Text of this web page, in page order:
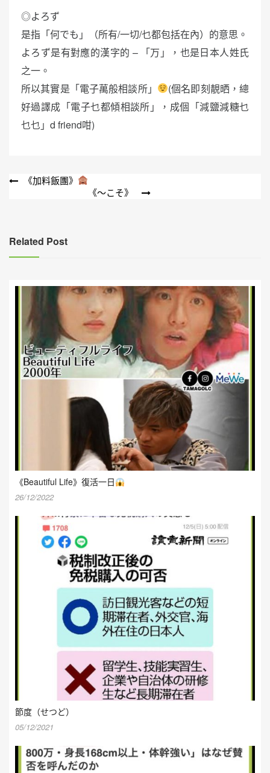
◎よろず
是指「何でも」（所有/一切/乜都包括在內）的意思。
よろず是有對應的漢字的 – 「万」，也是日本人姓氏
之一。
所以其實是「電子萬般相談所」
(個名即刻靚晒，總
好過譯成「電子乜都傾相談所」，成個「減鹽減糖乜
乜乜」d friend咁)
文
覽
《加料飯團》
《～こそ》
Related Post
《Beautiful Life》復活一日
26/12/2022
節度（せつど）
05/12/2021